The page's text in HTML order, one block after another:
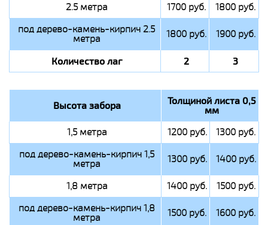
2.5 метра 1700 руб.
1800 руб.
под дерево-камень-кирпич 2.5
метра 1800 руб. 1900 руб.
Количество лаг 2 3
Высота забора Толщиной листа 0,5
мм
1,5 метра 1200 руб.
1300 руб.
под дерево-камень-кирпич 1,5
метра 1300 руб. 1400 руб.
1,8 метра 1400 руб.
1500 руб.
под дерево-камень-кирпич 1,8
метра 1500 руб. 1600 руб.